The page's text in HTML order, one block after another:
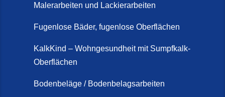
Malerarbeiten und Lackierarbeiten
Fugenlose Bäder, fugenlose Oberflächen
KalkKind – Wohngesundheit mit Sumpfkalk-
Oberflächen
Bodenbeläge / Bodenbelagsarbeiten